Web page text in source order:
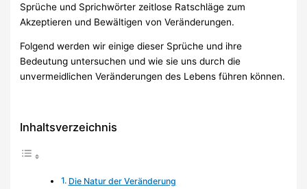
Sprüche und Sprichwörter zeitlose Ratschläge zum
Akzeptieren und Bewältigen von Veränderungen.
Folgend werden wir einige dieser Sprüche und ihre
Bedeutung untersuchen und wie sie uns durch die
unvermeidlichen Veränderungen des Lebens führen können.
Inhaltsverzeichnis
Die Natur der Veränderung